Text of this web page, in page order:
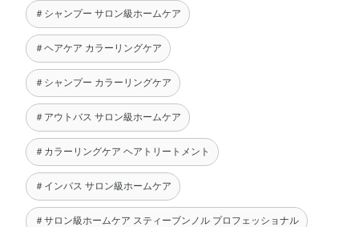
＃シャンプー サロン級ホームケア
＃ヘアケア カラーリングケア
＃シャンプー カラーリングケア
＃アウトバス サロン級ホームケア
＃カラーリングケア ヘアトリートメント
＃インバス サロン級ホームケア
＃サロン級ホームケア スティーブンノル プロフェッショナル